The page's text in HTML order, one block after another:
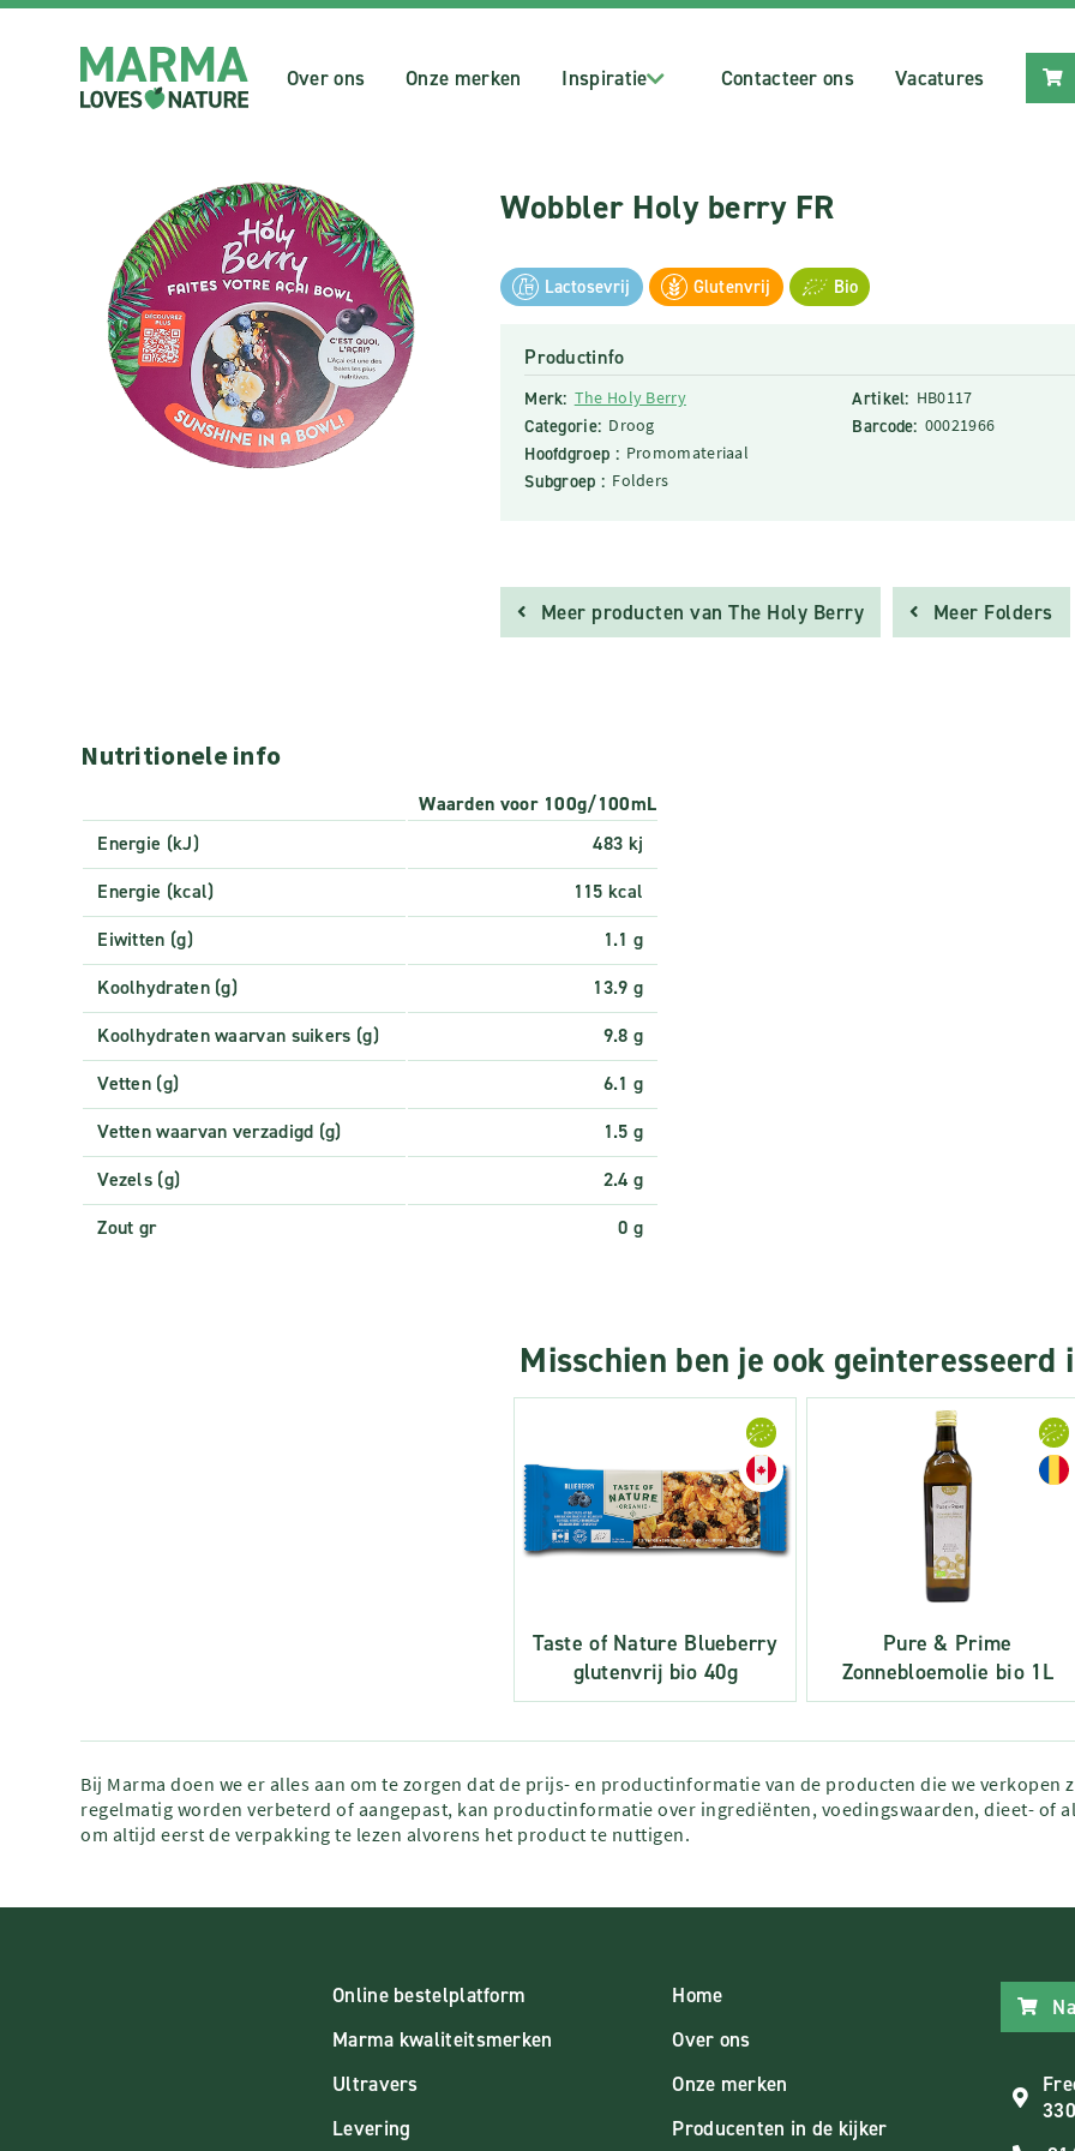
Over ons Onze merken Inspiratie Contacteer ons Vacatures
Wobbler Holy berry FR
Lactosevrij Glutenvrij Bio
Productinfo
Merk: The Holy Berry
Categorie: Droog
Hoofdgroep : Promomateriaal
Subgroep : Folders
Artikel: HB0117
Barcode: 00021966
Meer producten van The Holy Berry Meer Folders
Nutritionele info
Waarden voor 100g/100mL
Energie (kJ)
483 kj
Energie (kcal)
115 kcal
Eiwitten (g)
1.1 g
Koolhydraten (g)
13.9 g
Koolhydraten waarvan suikers (g)
9.8 g
Vetten (g)
6.1 g
Vetten waarvan verzadigd (g)
1.5 g
Vezels (g)
2.4 g
Zout gr
0 g
Misschien ben je ook geinteresseerd
Taste of Nature Blueberry
glutenvrij bio 40g
Pure & Prime
Zonnebloemolie bio 1L
Bij Marma doen we er alles aan om te zorgen dat de prijs- en productinformatie van de producten die we
regelmatig worden verbeterd of aangepast, kan productinformatie over ingrediënten, voedingswaarden, dieet- of
om altijd eerst de verpakking te lezen alvorens het product te nuttigen.
Online bestelplatform
Marma kwaliteitsmerken
Ultravers
Levering
Home
Over ons
Onze merken
Producenten in de kijker